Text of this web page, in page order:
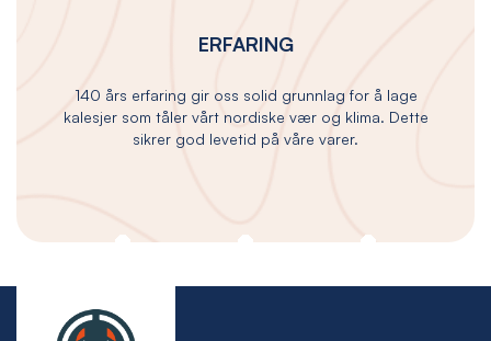
ERFARING
140 års erfaring gir oss solid grunnlag for å lage
kalesjer som tåler vårt nordiske vær og klima. Dette
sikrer god levetid på våre varer.